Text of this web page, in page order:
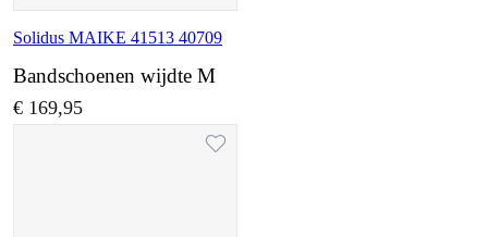
Solidus MAIKE 41513 40709
Bandschoenen wijdte M
€ 169,95